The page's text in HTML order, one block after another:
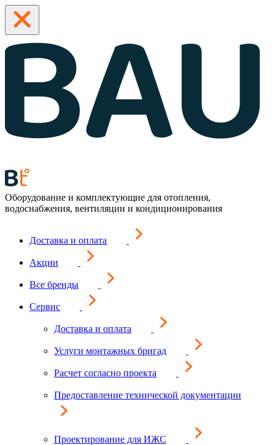
Оборудование и комплектующие для отопления,
водоснабжения, вентиляции и кондиционирования
Доставка и оплата
Акции
Все бренды
Сервис
Доставка и оплата
Услуги монтажных бригад
Расчет согласно проекта
Предоставление технической документации
Проектирование для ИЖС